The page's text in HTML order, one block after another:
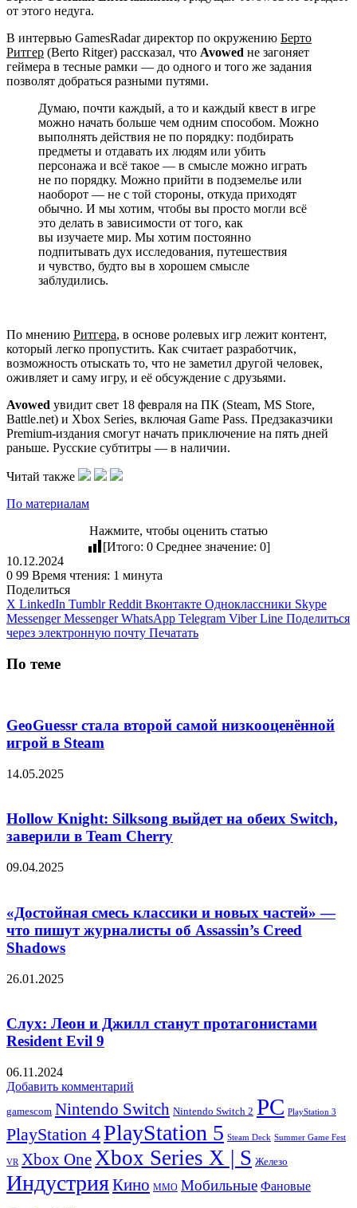
от этого недуга.
В интервью GamesRadar директор по окружению Берто
Ритгер (Berto Ritger) рассказал, что Avowed не загоняет
геймера в тесные рамки — до одного и того же задания
позволят добраться разными путями.
Думаю, почти каждый, а то и каждый квест в игре
можно начать больше чем одним способом. Можно
выполнять действия не по порядку: подбирать
предметы и отдавать их людям или убить
персонажа и всё такое — в смысле можно играть
не по порядку. Можно прийти в подземелье или
наоборот — не с той стороны, откуда приходят
обычно. И мы хотим, чтобы вы просто могли всё
это делать в зависимости от того, как
вы изучаете мир. Мы хотим постоянно
подпитывать дух исследования, путешествия
и чувство, будто вы в хорошем смысле
заблудились.
По мнению Ритгера, в основе ролевых игр лежит контент,
который легко пропустить. Как считает разработчик,
возможность отыскать то, что не заметил другой человек,
оживляет и саму игру, и её обсуждение с друзьями.
Avowed увидит свет 18 февраля на ПК (Steam, MS Store,
Battle.net) и Xbox Series, включая Game Pass. Предзаказчики
Premium-издания смогут начать приключение на пять дней
раньше. Русские субтитры — в наличии.
Читай также
По материалам
Нажмите, чтобы оценить статью
[Итого: 0 Среднее значение: 0]
10.12.2024
0 99 Время чтения: 1 минута
Поделиться
X LinkedIn Tumblr Reddit Вконтакте Одноклассники Skype
Messenger Messenger WhatsApp Telegram Viber Line Поделиться
через электронную почту Печатать
По теме
GeoGuessr стала второй самой низкооценённой
игрой в Steam
14.05.2025
Hollow Knight: Silksong выйдет на обеих Switch,
заверили в Team Cherry
09.04.2025
«Достойная смесь классики и новых частей» —
что пишут журналисты об Assassin’s Creed
Shadows
26.01.2025
Слух: Леон и Джилл станут протагонистами
Resident Evil 9
06.11.2024
Добавить комментарий
gamescom Nintendo Switch Nintendo Switch 2 PC PlayStation 3
PlayStation 4PlayStation 5 Steam Deck Summer Game Fest
VR Xbox OneXbox Series X | S Железо
ИндустрияКино ММО Мобильные Фановые